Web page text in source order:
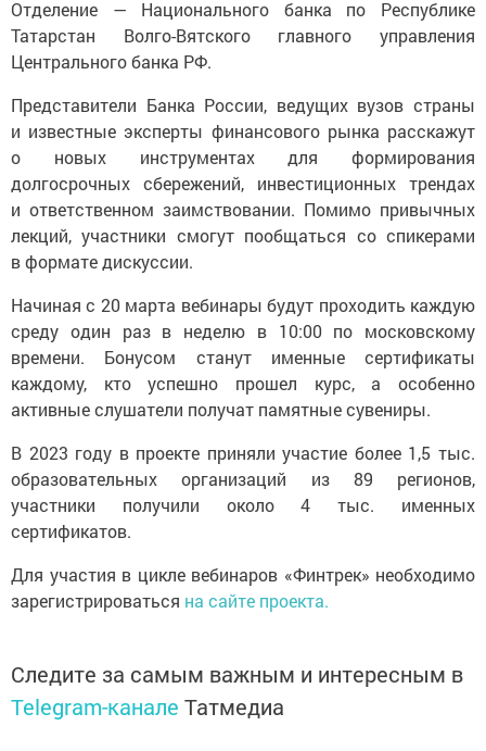
Отделение — Национального банка по Республике
Татарстан Волго-Вятского главного управления
Центрального банка РФ.
Представители Банка России, ведущих вузов страны
и известные эксперты финансового рынка расскажут
о новых инструментах для формирования
долгосрочных сбережений, инвестиционных трендах
и ответственном заимствовании. Помимо привычных
лекций, участники смогут пообщаться со спикерами
в формате дискуссии.
Начиная с 20 марта вебинары будут проходить каждую
среду один раз в неделю в 10:00 по московскому
времени. Бонусом станут именные сертификаты
каждому, кто успешно прошел курс, а особенно
активные слушатели получат памятные сувениры.
В 2023 году в проекте приняли участие более 1,5 тыс.
образовательных организаций из 89 регионов,
участники получили около 4 тыс. именных
сертификатов.
Для участия в цикле вебинаров «Финтрек» необходимо
зарегистрироваться на сайте проекта.
Следите за самым важным и интересным в
Telegram-канале Татмедиа